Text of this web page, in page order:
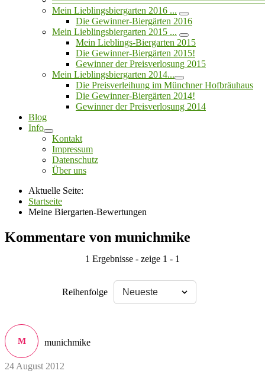
Mein Lieblingsbiergarten 2016 ...
Die Gewinner-Biergärten 2016
Mein Lieblingsbiergarten 2015 ...
Mein Lieblings-Biergarten 2015
Die Gewinner-Biergärten 2015!
Gewinner der Preisverlosung 2015
Mein Lieblingsbiergarten 2014...
Die Preisverleihung im Münchner Hofbräuhaus
Die Gewinner-Biergärten 2014!
Gewinner der Preisverlosung 2014
Blog
Info
Kontakt
Impressum
Datenschutz
Über uns
Aktuelle Seite:
Startseite
Meine Biergarten-Bewertungen
Kommentare von munichmike
1 Ergebnisse - zeige 1 - 1
Reihenfolge
24 August 2012
M munichmike